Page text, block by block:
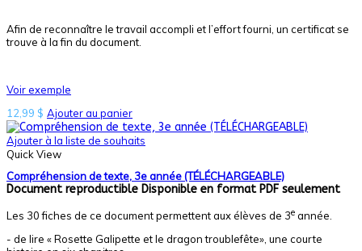
Afin de reconnaître le travail accompli et l’effort fourni, un certificat se
trouve à la fin du document.
Voir exemple
12,99 $ Ajouter au panier
Ajouter à la liste de souhaits
Quick View
Compréhension de texte, 3e année (TÉLÉCHARGEABLE)
Document reproductible Disponible en format PDF seulement
Les 30 fiches de ce document permettent aux élèves de 3e année.
- de lire « Rosette Galipette et le dragon troublefête», une courte